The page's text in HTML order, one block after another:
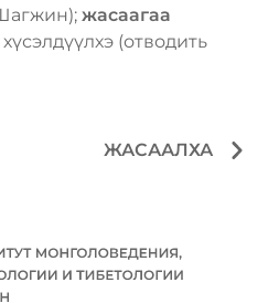
жасаагаа
(отводить
ЖАСААЛХА